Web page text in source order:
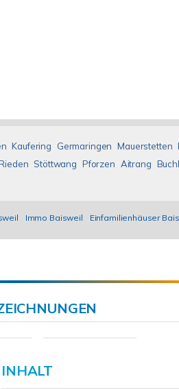
Kaufering Germaringen Mauerstetten
Stöttwang Pforzen Aitrang
Immo Baisweil Einfamilienhäuser
INHALT